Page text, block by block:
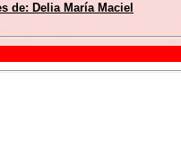
de: Delia María Maciel